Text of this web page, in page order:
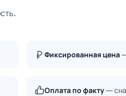
Фиксированная цена
Оплата по факту—